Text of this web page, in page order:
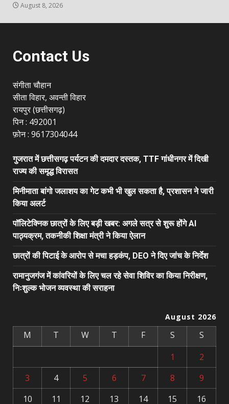
August 8, 2026
Contact Us
संगीता चौहान
सीता विहार, अवन्ती विहार
रायपुर (छत्तीसगढ़)
पिन : 492001
फ़ोन : 9617304044
गुजरात में छत्तीसगढ़ पर्यटन की दमदार दस्तक, TTF गांधीनगर में दिखी
राज्य की समृद्ध विरासत
मिनीमाता बांगो जलाशय का गेट कभी भी खुल सकता है, प्रशासन ने जारी
किया अलर्ट
पॉलिटेक्निक छात्रों के लिए बड़ी खबर: अगले सत्र से शुरू होंगे AI
पाठ्यक्रम, तकनीकी शिक्षा मंत्री ने किया ऐलान
छात्रों की पिटाई के आरोप से मचा हड़कंप, DEO ने दिए जांच के निर्देश
रामानुजगंज में कांवरियों के लिए चल रहे सेवा शिविर का किया निरीक्षण,
निःशुल्क भोजन व्यवस्था की सराहना
August 2026
M T W T F S
S
1
2
3
4 5 6 7 8
9
10
11 12 13 14 15 16